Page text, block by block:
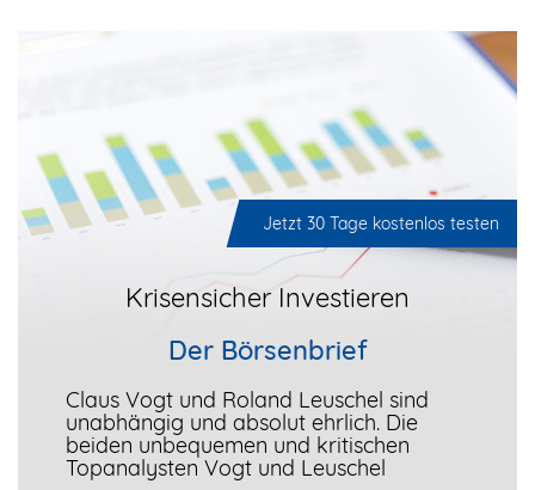
Jetzt 30 Tage kostenlos testen
Krisensicher Investieren
Der Börsenbrief
Claus Vogt und Roland Leuschel sind
unabhängig und absolut ehrlich. Die
beiden unbequemen und kritischen
Topanalysten Vogt und Leuschel